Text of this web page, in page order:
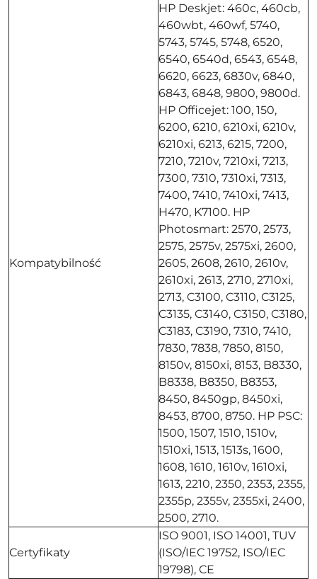
Kompatybilność
HP Deskjet: 460c, 460cb,
460wbt, 460wf, 5740,
5743, 5745, 5748, 6520,
6540, 6540d, 6543, 6548,
6620, 6623, 6830v, 6840,
6843, 6848, 9800, 9800d.
HP Officejet: 100, 150,
6200, 6210, 6210xi, 6210v,
6210xi, 6213, 6215, 7200,
7210, 7210v, 7210xi, 7213,
7300, 7310, 7310xi, 7313,
7400, 7410, 7410xi, 7413,
H470, K7100. HP
Photosmart: 2570, 2573,
2575, 2575v, 2575xi, 2600,
2605, 2608, 2610, 2610v,
2610xi, 2613, 2710, 2710xi,
2713, C3100, C3110, C3125,
C3135, C3140, C3150, C3180,
C3183, C3190, 7310, 7410,
7830, 7838, 7850, 8150,
8150v, 8150xi, 8153, B8330,
B8338, B8350, B8353,
8450, 8450gp, 8450xi,
8453, 8700, 8750. HP PSC:
1500, 1507, 1510, 1510v,
1510xi, 1513, 1513s, 1600,
1608, 1610, 1610v, 1610xi,
1613, 2210, 2350, 2353, 2355,
2355p, 2355v, 2355xi, 2400,
2500, 2710.
Certyfikaty
ISO 9001, ISO 14001, TUV
(ISO/IEC 19752, ISO/IEC
19798), CE